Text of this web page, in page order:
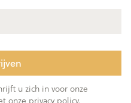
u zich in voor onze
onze privacy policy.